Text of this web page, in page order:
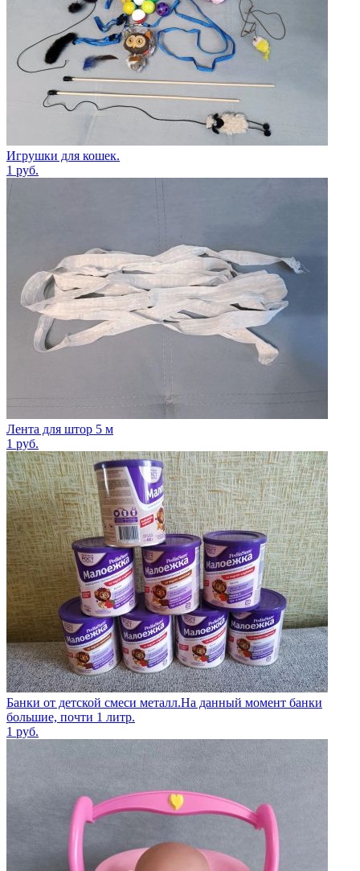
Игрушки для кошек.
1 руб.
Лента для штор 5 м
1 руб.
Банки от детской смеси металл.На данный момент банки
большие, почти 1 литр.
1 руб.